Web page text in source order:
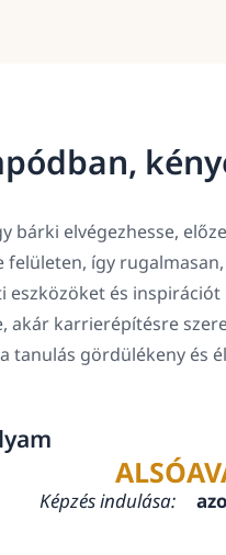
bárki elvégezhesse,
így
és
akár karrierépítésre
gördülékeny és
Képzés indulása: